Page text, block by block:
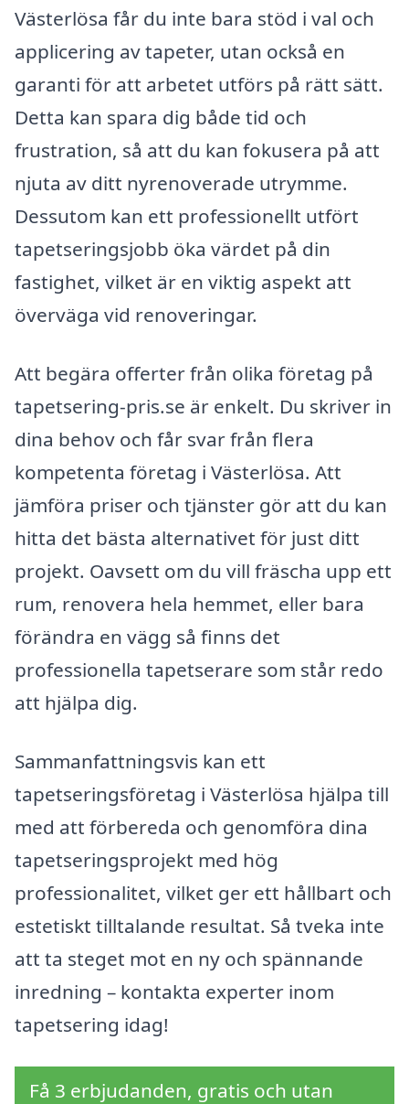
Västerlösa får du inte bara stöd i val och
applicering av tapeter, utan också en
garanti för att arbetet utförs på rätt sätt.
Detta kan spara dig både tid och
frustration, så att du kan fokusera på att
njuta av ditt nyrenoverade utrymme.
Dessutom kan ett professionellt utfört
tapetseringsjobb öka värdet på din
fastighet, vilket är en viktig aspekt att
överväga vid renoveringar.
Att begära offerter från olika företag på
tapetsering-pris.se är enkelt. Du skriver in
dina behov och får svar från flera
kompetenta företag i Västerlösa. Att
jämföra priser och tjänster gör att du kan
hitta det bästa alternativet för just ditt
projekt. Oavsett om du vill fräscha upp ett
rum, renovera hela hemmet, eller bara
förändra en vägg så finns det
professionella tapetserare som står redo
att hjälpa dig.
Sammanfattningsvis kan ett
tapetseringsföretag i Västerlösa hjälpa till
med att förbereda och genomföra dina
tapetseringsprojekt med hög
professionalitet, vilket ger ett hållbart och
estetiskt tilltalande resultat. Så tveka inte
att ta steget mot en ny och spännande
inredning – kontakta experter inom
tapetsering idag!
Få 3 erbjudanden, gratis och utan